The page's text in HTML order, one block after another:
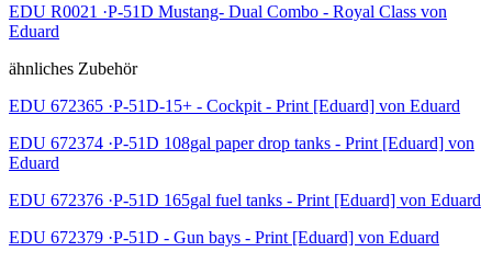
EDU R0021 ·P-51D Mustang- Dual Combo - Royal Class von
Eduard
ähnliches Zubehör
EDU 672365 ·P-51D-15+ - Cockpit - Print [Eduard] von Eduard
EDU 672374 ·P-51D 108gal paper drop tanks - Print [Eduard] von
Eduard
EDU 672376 ·P-51D 165gal fuel tanks - Print [Eduard] von Eduard
EDU 672379 ·P-51D - Gun bays - Print [Eduard] von Eduard